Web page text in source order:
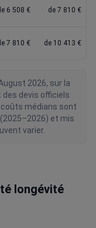
6 508 € de 7 810 €
7 810 € de 10 413 €
2026, sur la
devis officiels
coûts médians sont
et mis
varier.
longévité